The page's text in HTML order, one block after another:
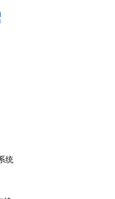
统